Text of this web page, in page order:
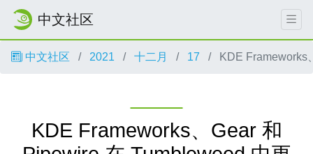
中文社区
中文社区 2021 十二月 17 KDE Frameworks
KDE Frameworks、Gear 和